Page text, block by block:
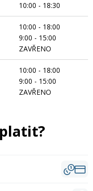
10:00 - 18:30
10:00 - 18:00
9:00 - 15:00
ZAVŘENO
10:00 - 18:00
9:00 - 15:00
ZAVŘENO